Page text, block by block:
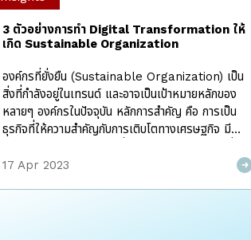
3 ตัวอย่างการทำ Digital Transformation ให้
เกิด Sustainable Organization
องค์กรที่ยั่งยืน (Sustainable Organization) เป็น
สิ่งที่กำลังอยู่ในเทรนด์ และอาจเป็นเป้าหมายหลักของ
หลายๆ องค์กรในปัจจุบัน หลักการสำคัญ คือ การเป็น
ธุรกิจที่ให้ความสำคัญกับการเติบโตทางเศรษฐกิจ มี
อย่างมีประสิทธิภาพ ควบคู่กับการดำเนินงานอย่างมีความ
17 Apr 2023